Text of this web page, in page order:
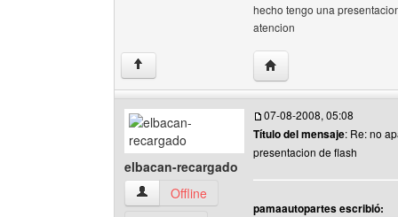
hecho tengo una
atencion
↑ Visitar sitio web del
elbacan-recargado
elbacan-recargado Ver perfil del usuario
Offline
07-08-2008, 05:08
Título del mensaje: Re: no
presentacion de flash
pamaautopartes escribió: